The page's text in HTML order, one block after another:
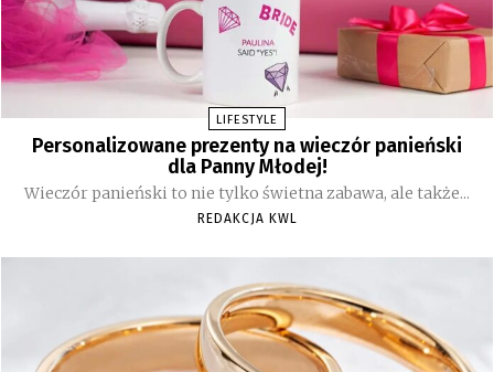
LIFESTYLE
Personalizowane prezenty na wieczór panieński
dla Panny Młodej!
Wieczór panieński to nie tylko świetna zabawa, ale także...
REDAKCJA KWL